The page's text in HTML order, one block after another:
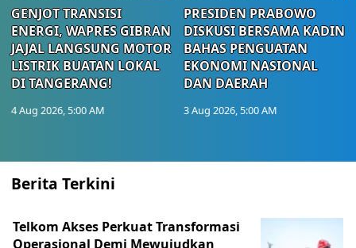
GENJOT TRANSISI
ENERGI, WAPRES GIBRAN
JAJAL LANGSUNG MOTOR
LISTRIK BUATAN LOKAL
DI TANGERANG!
4 Aug 2026, 5:00 AM
PRESIDEN PRABOWO
DISKUSI BERSAMA KADIN
BAHAS PENGUATAN
EKONOMI NASIONAL
DAN DAERAH
3 Aug 2026, 5:00 AM
Berita Terkini
Telkom Akses Perkuat Transformasi
Operasional Demi Mewujudkan